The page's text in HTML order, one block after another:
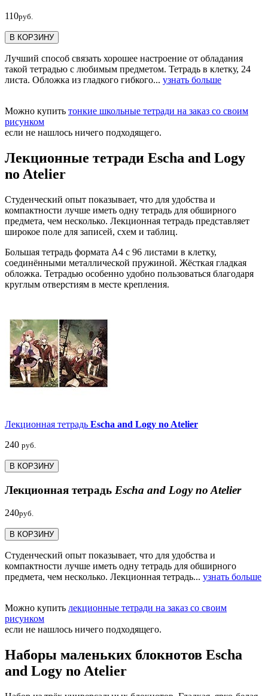
110руб.
В КОРЗИНУ
Лучший способ связать хорошее настроение от обладания
такой тетрадью c любимым предметом. Тетрадь в клетку, 24
листа. Обложка из гладкого гибкого... узнать больше
Можно купить тонкие школьные тетради на заказ со своим
рисунком
если не нашлось ничего подходящего.
Лекционные тетради Escha and Logy
no Atelier
Студенческий опыт показывает, что для удобства и
компактности лучше иметь одну тетрадь для обширного
предмета, чем несколько. Лекционная тетрадь представляет
широкое поле для записей, схем и таблиц.
Большая тетрадь формата А4 с 96 листами в клетку,
соединёнными металлической пружиной. Жёсткая гладкая
обложка. Тетрадью особенно удобно пользоваться благодаря
круглым отверстиям в месте крепления.
Лекционная тетрадь Escha and Logy no Atelier
240 руб.
В КОРЗИНУ
Лекционная тетрадь Escha and Logy no Atelier
240руб.
В КОРЗИНУ
Студенческий опыт показывает, что для удобства и
компактности лучше иметь одну тетрадь для обширного
предмета, чем несколько. Лекционная тетрадь... узнать больше
Можно купить лекционные тетради на заказ со своим
рисунком
если не нашлось ничего подходящего.
Наборы маленьких блокнотов Escha
and Logy no Atelier